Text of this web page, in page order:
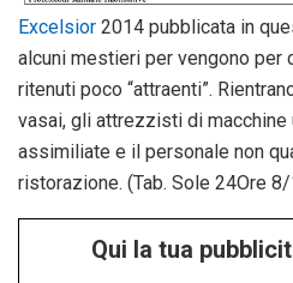
Excelsior 2014 pubblicata in
alcuni mestieri per vengono per
ritenuti poco “attraenti”.
vasai, gli attrezzisti di
assimiliate e il personale non
ristorazione. (Tab. Sole 24Ore
Qui la tua